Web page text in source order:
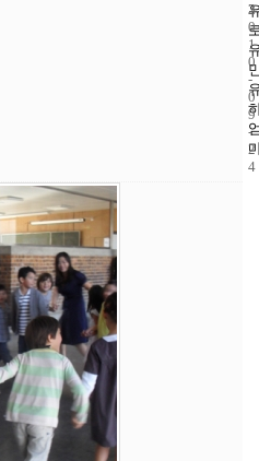
3
2
0
1
0
-
0
9
-
2
4